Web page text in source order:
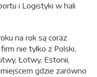
i Logistyki w hali
na rok są coraz
nie tylko z Polski,
Łotwy, Estonii,
gdzie zarówno